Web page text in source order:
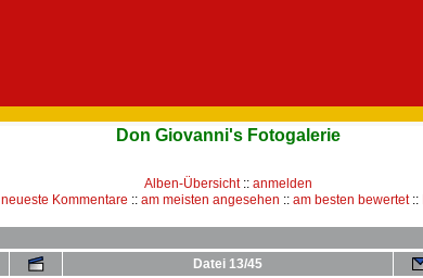
Don Giovanni's Fotogalerie
Alben-Übersicht:: anmelden
neueste Kommentare :: am meisten angesehen :: am besten bewertet::
Datei 13/45